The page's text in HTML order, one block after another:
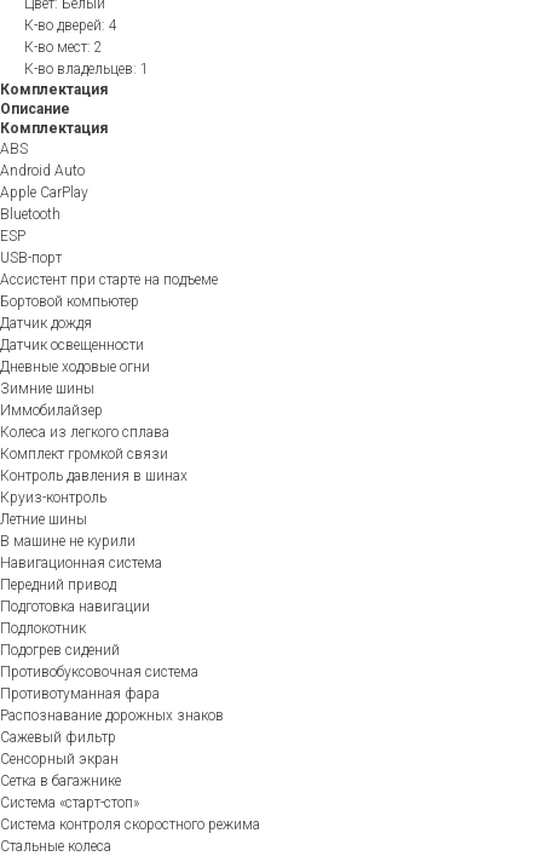
Цвет: Белый
К-во дверей: 4
К-во мест: 2
К-во владельцев: 1
Комплектация
Описание
Комплектация
ABS
Android Auto
Apple CarPlay
Bluetooth
ESP
USB-порт
Ассистент при старте на подъеме
Бортовой компьютер
Датчик дождя
Датчик освещенности
Дневные ходовые огни
Зимние шины
Иммобилайзер
Колеса из легкого сплава
Комплект громкой связи
Контроль давления в шинах
Круиз-контроль
Летние шины
В машине не курили
Навигационная система
Передний привод
Подготовка навигации
Подлокотник
Подогрев сидений
Противобуксовочная система
Противотуманная фара
Распознавание дорожных знаков
Сажевый фильтр
Сенсорный экран
Сетка в багажнике
Система «старт-стоп»
Система контроля скоростного режима
Стальные колеса